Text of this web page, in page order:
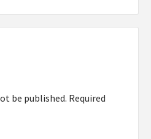
be published. Required